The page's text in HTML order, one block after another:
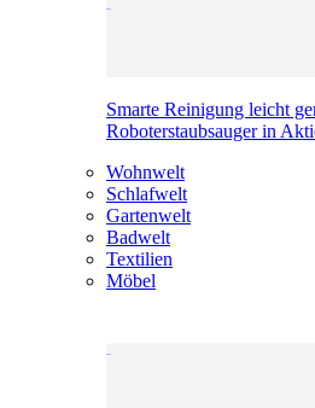
Smarte Reinigung leicht
Roboterstaubsauger in
Wohnwelt
Schlafwelt
Gartenwelt
Badwelt
Textilien
Möbel